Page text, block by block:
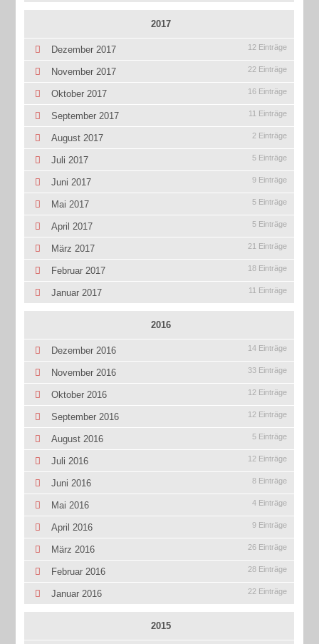
2017
Dezember 2017 12 Einträge
November 2017 22 Einträge
Oktober 2017 16 Einträge
September 2017 11 Einträge
August 2017 2 Einträge
Juli 2017 5 Einträge
Juni 2017 9 Einträge
Mai 2017 5 Einträge
April 2017 5 Einträge
März 2017 21 Einträge
Februar 2017 18 Einträge
Januar 2017 11 Einträge
2016
Dezember 2016 14 Einträge
November 2016 33 Einträge
Oktober 2016 12 Einträge
September 2016 12 Einträge
August 2016 5 Einträge
Juli 2016 12 Einträge
Juni 2016 8 Einträge
Mai 2016 4 Einträge
April 2016 9 Einträge
März 2016 26 Einträge
Februar 2016 28 Einträge
Januar 2016 22 Einträge
2015